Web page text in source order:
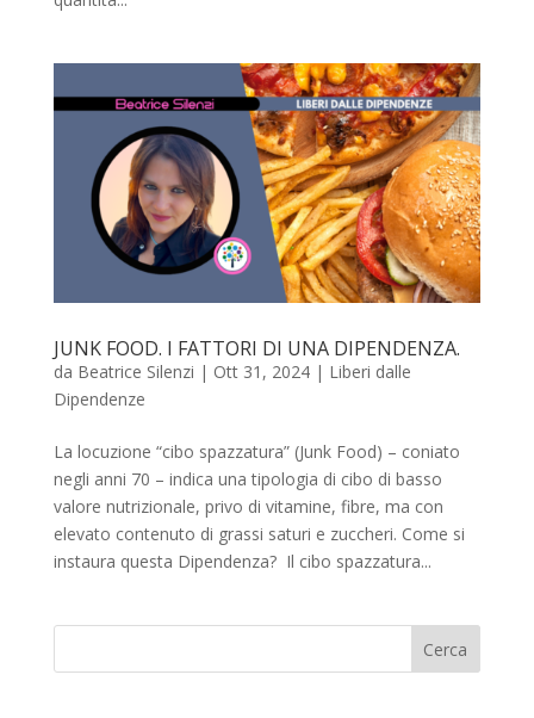
JUNK FOOD. I FATTORI DI UNA DIPENDENZA.
da Beatrice Silenzi | Ott 31, 2024| Liberi dalle
Dipendenze
La locuzione “cibo spazzatura” (Junk Food) – coniato
negli anni 70 – indica una tipologia di cibo di basso
valore nutrizionale, privo di vitamine, fibre, ma con
elevato contenuto di grassi saturi e zuccheri. Come si
instaura questa Dipendenza? Il cibo spazzatura...